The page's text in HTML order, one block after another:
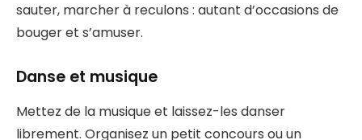
sauter, marcher à reculons : autant d’occasions de
bouger et s’amuser.
Danse et musique
Mettez de la musique et laissez-les danser
librement. Organisez un petit concours ou un